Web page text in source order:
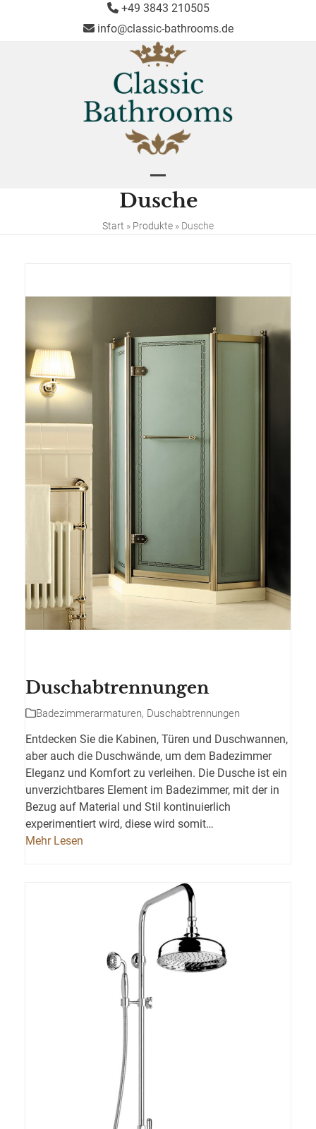
+49 3843 210505
info@classic-bathrooms.de
Open
mobile
menu
Close
mobile
menu
Dusche
Start » Produkte » Dusche
Duschabtrennungen
Badezimmerarmaturen, Duschabtrennungen
Entdecken Sie die Kabinen, Türen und Duschwannen,
aber auch die Duschwände, um dem Badezimmer
Eleganz und Komfort zu verleihen. Die Dusche ist ein
unverzichtbares Element im Badezimmer, mit der in
Bezug auf Material und Stil kontinuierlich
experimentiert wird, diese wird somit…
Mehr Lesen